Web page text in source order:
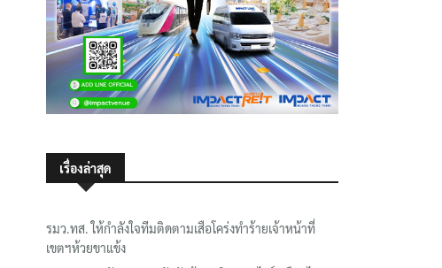
เรื่องล่าสุด
รมว.ทส. ให้กำลังใจทีมติดตามเสือโคร่งทำร้ายเจ้าหน้าที่
เขตฯห้วยขาแข้ง